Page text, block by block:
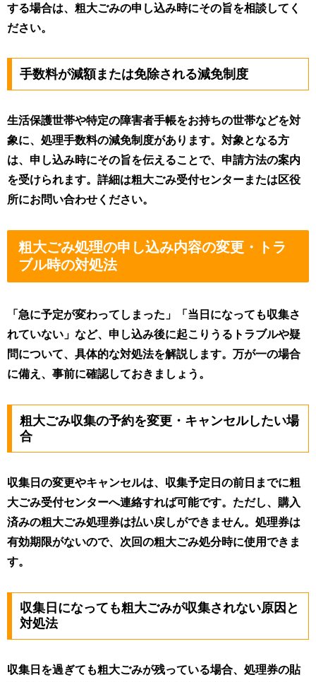
する場合は、粗大ごみの申し込み時にその旨を相談してく
ださい。
手数料が減額または免除される減免制度
生活保護世帯や特定の障害者手帳をお持ちの世帯などを対
象に、処理手数料の減免制度があります。対象となる方
は、申し込み時にその旨を伝えることで、申請方法の案内
を受けられます。詳細は粗大ごみ受付センターまたは区役
所にお問い合わせください。
粗大ごみ処理の申し込み内容の変更・トラ
ブル時の対処法
「急に予定が変わってしまった」「当日になっても収集さ
れていない」など、申し込み後に起こりうるトラブルや疑
問について、具体的な対処法を解説します。万が一の場合
に備え、事前に確認しておきましょう。
粗大ごみ収集の予約を変更・キャンセルしたい場
合
収集日の変更やキャンセルは、収集予定日の前日までに粗
大ごみ受付センターへ連絡すれば可能です。ただし、購入
済みの粗大ごみ処理券は払い戻しができません。 処理券は
有効期限がないので、次回の粗大ごみ処分時に使用できま
す。
収集日になっても粗大ごみが収集されない原因と
対処法
収集日を過ぎても粗大ごみが残っている場合、処理券の貼